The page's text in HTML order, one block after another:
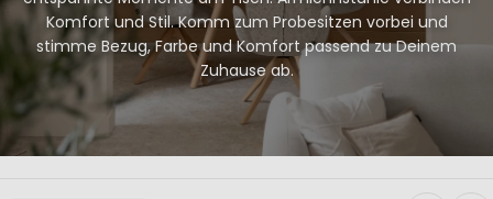
Komfort und Stil. Komm zum Probesitzen vorbei und
stimme Bezug, Farbe und Komfort passend zu Deinem
Zuhause ab.